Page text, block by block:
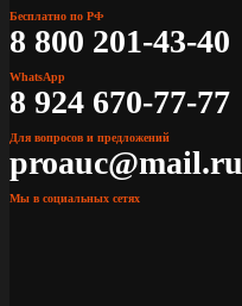
Бесплатно по РФ
8 800 201-43-40
WhatsApp
8 924 670-77-77
Для вопросов и предложений
proauc@mail.ru
Мы в социальных сетях